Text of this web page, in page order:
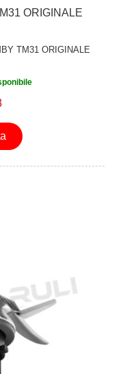
ORIGINALE
TM31 ORIGINALE